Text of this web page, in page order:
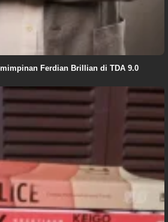
Ferdian Brillian di TDA 9.0